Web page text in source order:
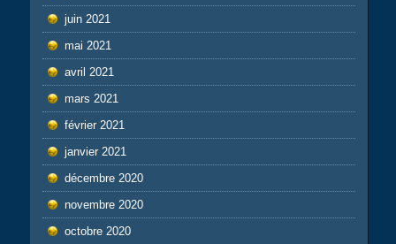
juin 2021
mai 2021
avril 2021
mars 2021
février 2021
janvier 2021
décembre 2020
novembre 2020
octobre 2020